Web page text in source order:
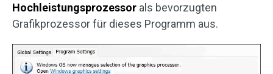
Hochleistungsprozessor als bevorzugten
Grafikprozessor für dieses Programm aus.